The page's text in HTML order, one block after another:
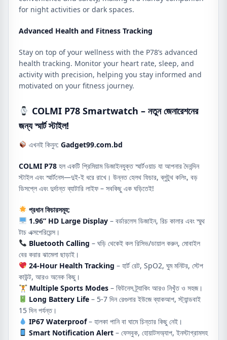
for night activities or dark spaces.
Advanced Health and Fitness Tracking
Stay on top of your wellness with the P78’s advanced
health tracking. Monitor your heart rate, sleep, and
activity with precision, helping you stay informed and
motivated on your fitness journey.
COLMI P78 Smartwatch – নতুন জেনারেশনের
জন্য স্মার্ট স্টাইল!
এখনই কিনুন: Gadget99.com.bd
COLMI P78 হল একটি প্রিমিয়াম ডিজাইনযুক্ত স্মার্টওয়াচ যা আপনার দৈনন্দিন
স্টাইল এবং স্মার্টনেস—দুই-ই ধরে রাখে। উন্নত হেলথ ফিচার, ব্লুটুথ কলিং, বড়
ডিসপ্লে এবং দুর্দান্ত ব্যাটারি লাইফ – সবকিছু এক ঘড়িতেই!
প্রধান ফিচারসমূহ:
1.96” HD Large Display– বর্ডারলেস ডিজাইন, রিচ কালার এবং স্মুথ
টাচ এক্সপেরিয়েন্স।
Bluetooth Calling – ঘড়ি থেকেই কল রিসিভ/ডায়াল করুন, মোবাইল
বের করার ঝামেলা ছাড়াই।
24-Hour Health Tracking – হার্ট রেট, SpO2, ঘুম মনিটর, স্টেপ
কাউন্ট, আরও অনেক কিছু।
🏋️ Multiple Sports Modes – ফিটনেস ট্র্যাকিং আরও নিখুঁত ও সহজ।
Long Battery Life– 5-7 দিন রেগুলার ইউজে ব্যাকআপ, স্ট্যান্ডবাই
15 দিন পর্যন্ত।
IP67 Waterproof– হালকা পানি বা ঘামে চিন্তার কিছু নেই।
Smart Notification Alert– ফেসবুক, হোয়াটসঅ্যাপ, ইনস্টাগ্রামসহ